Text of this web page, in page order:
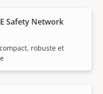
Safety Network
robuste et